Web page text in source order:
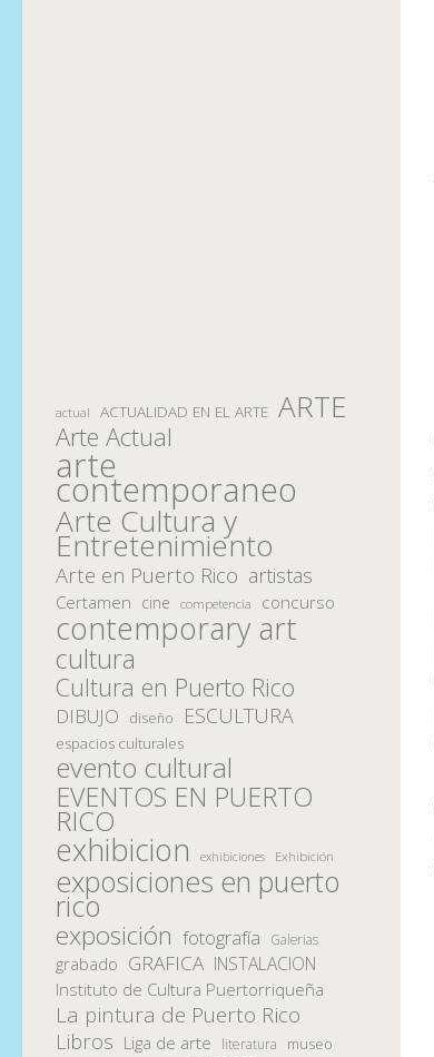
actual ACTUALIDAD EN EL ARTE ARTE
Arte Actual
arte
contemporaneo
Arte Cultura y
Entretenimiento
Arte en Puerto Rico artistas
Certamen cine competencia concurso
contemporary art
cultura
Cultura en Puerto Rico
DIBUJO diseño ESCULTURA
espacios culturales
evento cultural
EVENTOS EN PUERTO
RICO
exhibicion exhibiciones Exhibición
exposiciones en puerto
rico
exposición fotografía Galerias
grabado GRAFICA INSTALACION
Instituto de Cultura Puertorriqueña
La pintura de Puerto Rico
Libros Liga de arte literatura museo